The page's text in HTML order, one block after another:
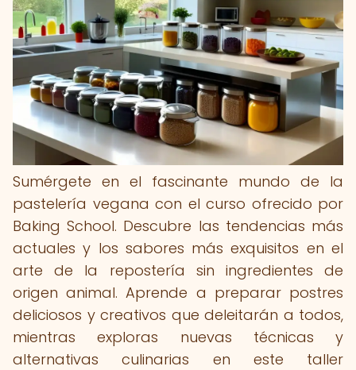
Sumérgete en el fascinante mundo de la
pastelería vegana con el curso ofrecido por
Baking School. Descubre las tendencias más
actuales y los sabores más exquisitos en el
arte de la repostería sin ingredientes de
origen animal. Aprende a preparar postres
deliciosos y creativos que deleitarán a todos,
mientras exploras nuevas técnicas y
alternativas culinarias en este taller